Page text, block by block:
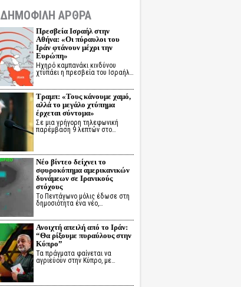
ΔΗΜΟΦΙΛΗ ΑΡΘΡΑ
Πρεσβεία Ισραήλ στην
Αθήνα: «Οι πύραυλοι του
Ιράν φτάνουν μέχρι την
Ευρώπη»
Ηχηρό καμπανάκι κινδύνου
χτυπάει η πρεσβεία του Ισραήλ…
Τραμπ: «Τους κάνουμε χαμό,
αλλά το μεγάλο χτύπημα
έρχεται σύντομα»
Σε μια γρήγορη τηλεφωνική
παρέμβαση 9 λεπτών στο…
Νέο βίντεο δείχνει το
σφυροκόπημα αμερικανικών
δυνάμεων σε Ιρανικούς
στόχους
Το Πεντάγωνο μόλις έδωσε στη
δημοσιότητα ένα νέο,…
Ανοιχτή απειλή από το Ιράν:
“Θα ρίξουμε πυραύλους στην
Κύπρο”
Τα πράγματα φαίνεται να
αγριεύουν στην Κύπρο, με…